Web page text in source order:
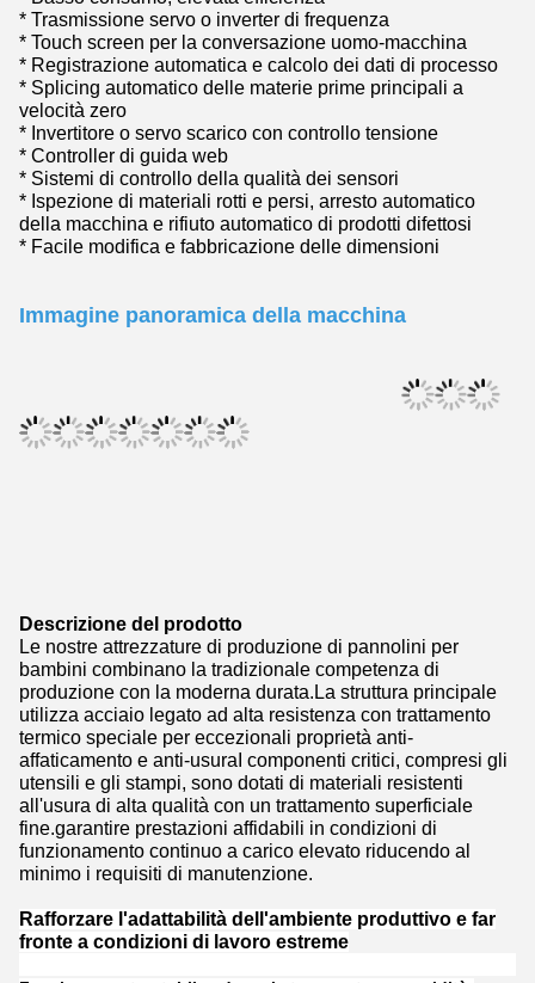
* Trasmissione servo o inverter di frequenza
* Touch screen per la conversazione uomo-macchina
* Registrazione automatica e calcolo dei dati di processo
* Splicing automatico delle materie prime principali a
velocità zero
* Invertitore o servo scarico con controllo tensione
* Controller di guida web
* Sistemi di controllo della qualità dei sensori
* Ispezione di materiali rotti e persi, arresto automatico
della macchina e rifiuto automatico di prodotti difettosi
* Facile modifica e fabbricazione delle dimensioni
Immagine panoramica della macchina